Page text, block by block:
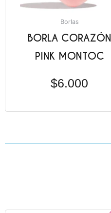
Borlas
BORLA CORAZÓN
PINK MONTOC
$6.000